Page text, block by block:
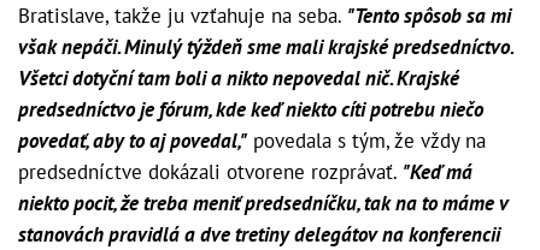
Bratislave, takže ju vzťahuje na seba. "Tento spôsob sa mi
však nepáči. Minulý týždeň sme mali krajské predsedníctvo.
Všetci dotyční tam boli a nikto nepovedal nič. Krajské
predsedníctvo je fórum, kde keď niekto cíti potrebu niečo
povedať, aby to aj povedal," povedala s tým, že vždy na
predsedníctve dokázali otvorene rozprávať. "Keď má
niekto pocit, že treba meniť predsedníčku, tak na to máme v
stanovách pravidlá a dve tretiny delegátov na konferencii